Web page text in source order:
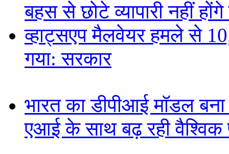
बहस से छोटे व्यापारी नहीं
व्हाट्सएप मैलवेयर हमले से
गया: सरकार
भारत का डीपीआई मॉडल
एआई के साथ बढ़ रही वैश्विक